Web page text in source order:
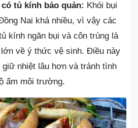
tủ kính bảo quản: Khói bụi
Nai khá nhiều, vì vậy các
kính ngăn bụi và côn trùng là
lớn về ý thức vệ sinh. Điều này
giữ nhiệt lâu hơn và tránh tình
ẩm môi trường.